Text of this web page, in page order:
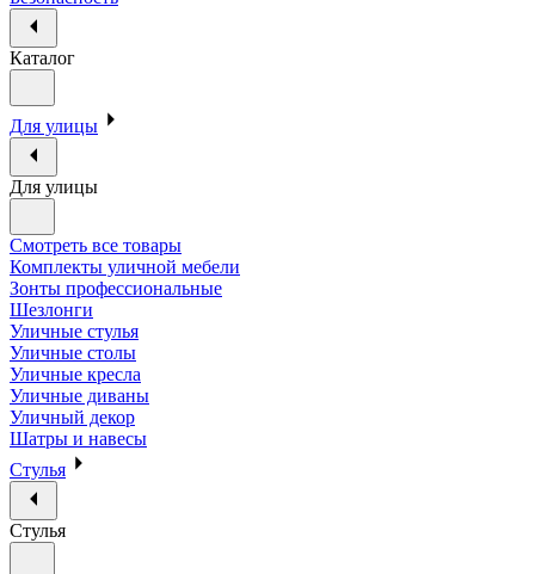
Каталог
Для улицы
Для улицы
Смотреть все товары
Комплекты уличной мебели
Зонты профессиональные
Шезлонги
Уличные стулья
Уличные столы
Уличные кресла
Уличные диваны
Уличный декор
Шатры и навесы
Стулья
Стулья